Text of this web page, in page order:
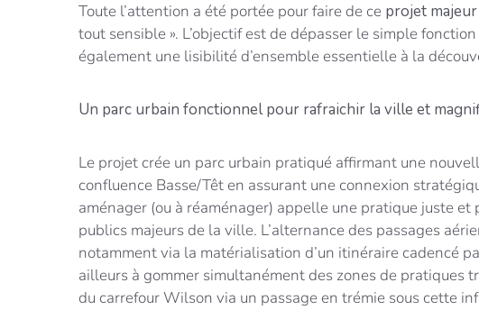
Toute l’attention a été portée pour faire de ce projet
tout sensible ». L’objectif est de dépasser le simple
également une lisibilité d’ensemble essentielle à la
Un parc urbain fonctionnel pour rafraichir la ville et
Le projet crée un parc urbain pratiqué affirmant une
confluence Basse/Têt en assurant une connexion
aménager (ou à réaménager) appelle une pratique juste
publics majeurs de la ville. L’alternance des passages
notamment via la matérialisation d’un itinéraire cadencé
ailleurs à gommer simultanément des zones de pratiques
du carrefour Wilson via un passage en trémie sous cette